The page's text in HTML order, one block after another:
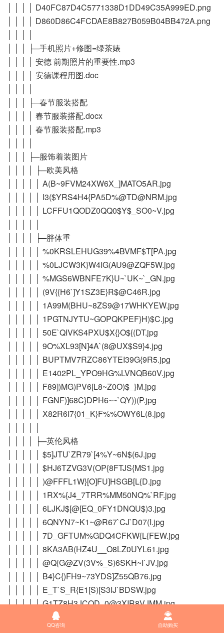
│ │ │ │ D40FC87D4C5771338D1DD49C35A999ED.png
│ │ │ │ D860D86C4FCDAE8B827B059B04BB472A.png
│ │ │ ├─手机照片+修图=绿茶婊
│ │ │ │ 安德 前期照片的重要性.mp3
│ │ │ │ 安德课程用图.doc
│ │ │ ├─春节服装搭配
│ │ │ │ 春节服装搭配.docx
│ │ │ │ 春节服装搭配.mp3
│ │ │ ├─服饰着装图片
│ │ │ │ ├─欧美风格
│ │ │ │ │ A(B~9FVM24XW6X_]MATO5AR.jpg
│ │ │ │ │ I3($YRS4H4{PA5D%@TD@NRM.jpg
│ │ │ │ │ LCFFU1QODZ0QQ0$Y$_SO0~V.jpg
│ │ │ │ ├─胖体重
│ │ │ │ │ %0KRSLEHUG39%4BVMF$T[PA.jpg
│ │ │ │ │ %0LJCW3K}W4IG(AU9@ZQF5W.jpg
│ │ │ │ │ %MGS6WBNFE7K}U~`UK~`_GN.jpg
│ │ │ │ │ (9V{{H6`]Y1SZ3E}R$@C46R.jpg
│ │ │ │ │ 1A99M(BHU~8ZS9@17WHKYEW.jpg
│ │ │ │ │ 1PGTNJYTU~GOPQKPEF}H)$C.jpg
│ │ │ │ │ 50E`QIVKS4PXU$X{}O${(DT.jpg
│ │ │ │ │ 9O%XL93[N]4A`(8@UX$S9}4.jpg
│ │ │ │ │ BUPTMV7RZC86YTEI39G{9R5.jpg
│ │ │ │ │ E1402PL_YPO9HG%LVNQB60V.jpg
│ │ │ │ │ F89])MG)PV6[L8~Z0O)$_}M.jpg
│ │ │ │ │ FGNF)]68C}DPH6~~`QY))(P.jpg
│ │ │ │ │ X82R6I7{01_K}F%%OWY6L(8.jpg
│ │ │ │ ├─英伦风格
│ │ │ │ │ $5]JTU`ZR79`[4%Y~6N$(6J.jpg
│ │ │ │ │ $HJ6TZVG3V(OP{8FTJS{MS1.jpg
│ │ │ │ │ )@FFFL1W}[O]FU]HSGB[L{D.jpg
│ │ │ │ │ 1RX%{J4_7TRR%MM50NQ%`RF.jpg
│ │ │ │ │ 6LJKJ$[@[EQ_0FY1DNQU$)3.jpg
│ │ │ │ │ 6QNYN7~K1~@R67`CJ`D07(I.jpg
│ │ │ │ │ 7D_GFTUM%GDQ4CFKW{L{FEW.jpg
│ │ │ │ │ 8KA3AB(HZ4U__O8LZ0UYL61.jpg
│ │ │ │ │ @Q{G@ZV(3V%_S)6SKH~I`JV.jpg
│ │ │ │ │ B4}C{)FH9~73YDS]Z55QB76.jpg
│ │ │ │ │ E_T`S_R{E1[S)[S3IJ`BDSW.jpg
│ │ │ │ │ G1TZ8H3JCOD_0@3XIR8VJMM.jpg
│ │ │ │ │ H_{L7H__)J}RX@MB`(WPG[J.jpg
│ │ │ │ │ I8}OG][5L_CK[NK)7P499N1.jpg

QQ咨询

自助购买